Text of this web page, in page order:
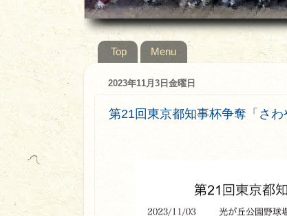
Top Menu
2023年11月3日金曜日
第21回東京都知事杯争奪「さわ